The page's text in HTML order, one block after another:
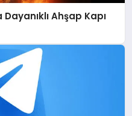
Ahşap Kapı